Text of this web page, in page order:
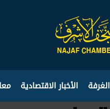
الأخبار الاقتصادية